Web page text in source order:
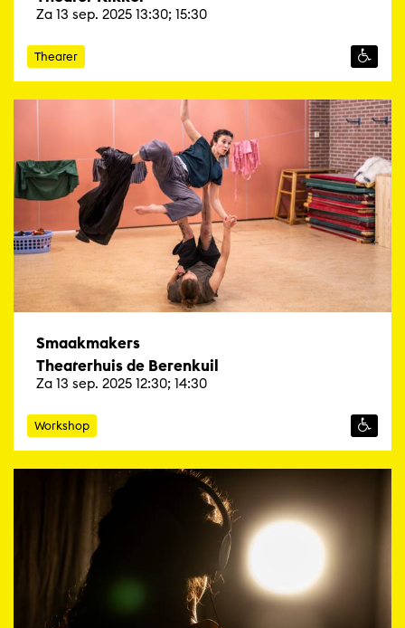
Za 13 sep. 2025 13:30; 15:30
Theater
Smaakmakers
Theaterhuis de Berenkuil
Za 13 sep. 2025 12:30; 14:30
Workshop